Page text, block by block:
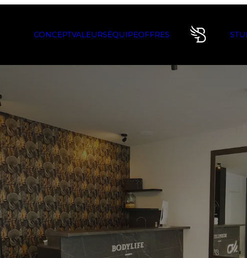
CONCEPTVALEURSÉQUIPEOFFRES